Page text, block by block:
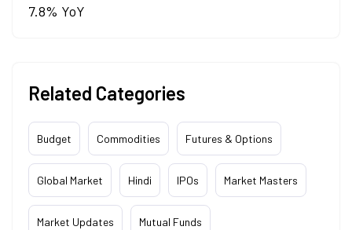
7.8% YoY
Related Categories
Budget Commodities Futures & Options
Global Market Hindi IPOs Market Masters
Market Updates Mutual Funds